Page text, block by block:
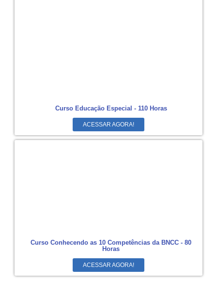
Curso Educação Especial - 110 Horas
ACESSAR AGORA!
Curso Conhecendo as 10 Competências da BNCC - 80
Horas
ACESSAR AGORA!